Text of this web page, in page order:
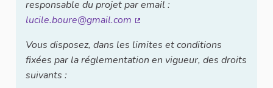
responsable du projet par email :
lucile.boure@gmail.com
Vous disposez, dans les limites et conditions
fixées par la réglementation en vigueur, des droits
suivants :